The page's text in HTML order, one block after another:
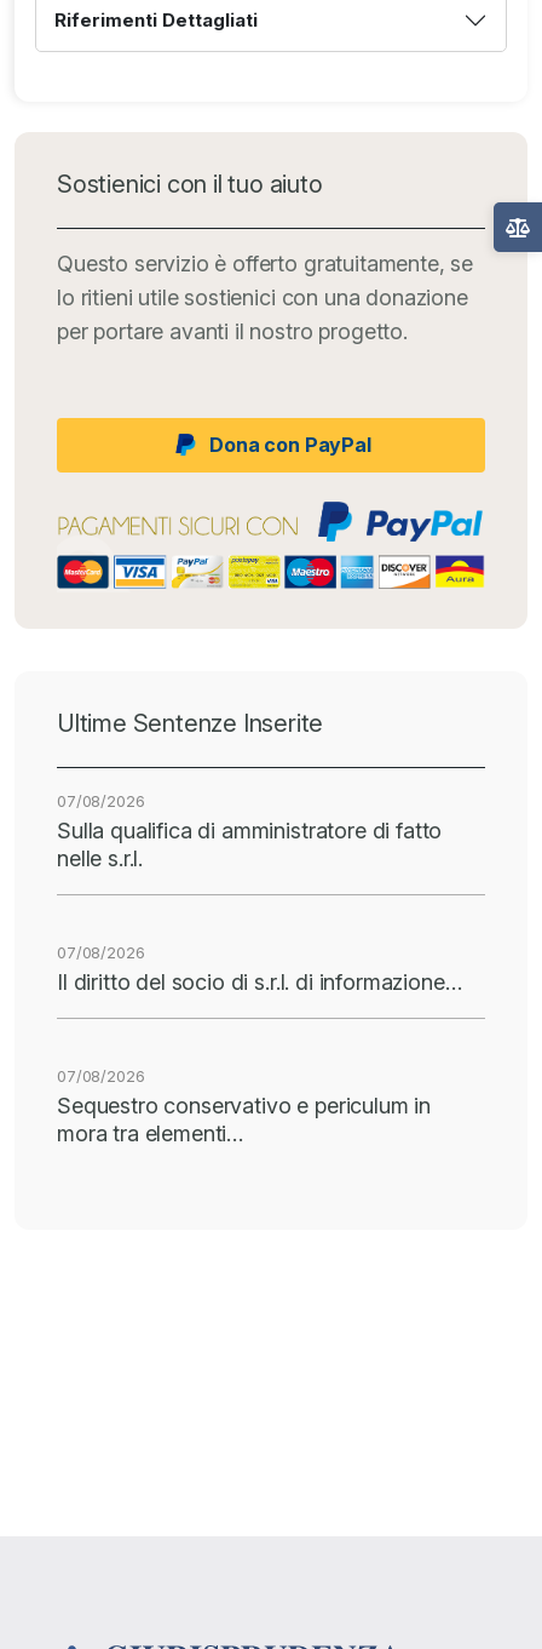
Riferimenti Dettagliati
Sostienici con il tuo aiuto
Questo servizio è offerto gratuitamente, se
lo ritieni utile sostienici con una donazione
per portare avanti il nostro progetto.
Dona con PayPal
Ultime Sentenze Inserite
07/08/2026
Sulla qualifica di amministratore di fatto
nelle s.r.l.
07/08/2026
Il diritto del socio di s.r.l. di informazione…
07/08/2026
Sequestro conservativo e periculum in
mora tra elementi…